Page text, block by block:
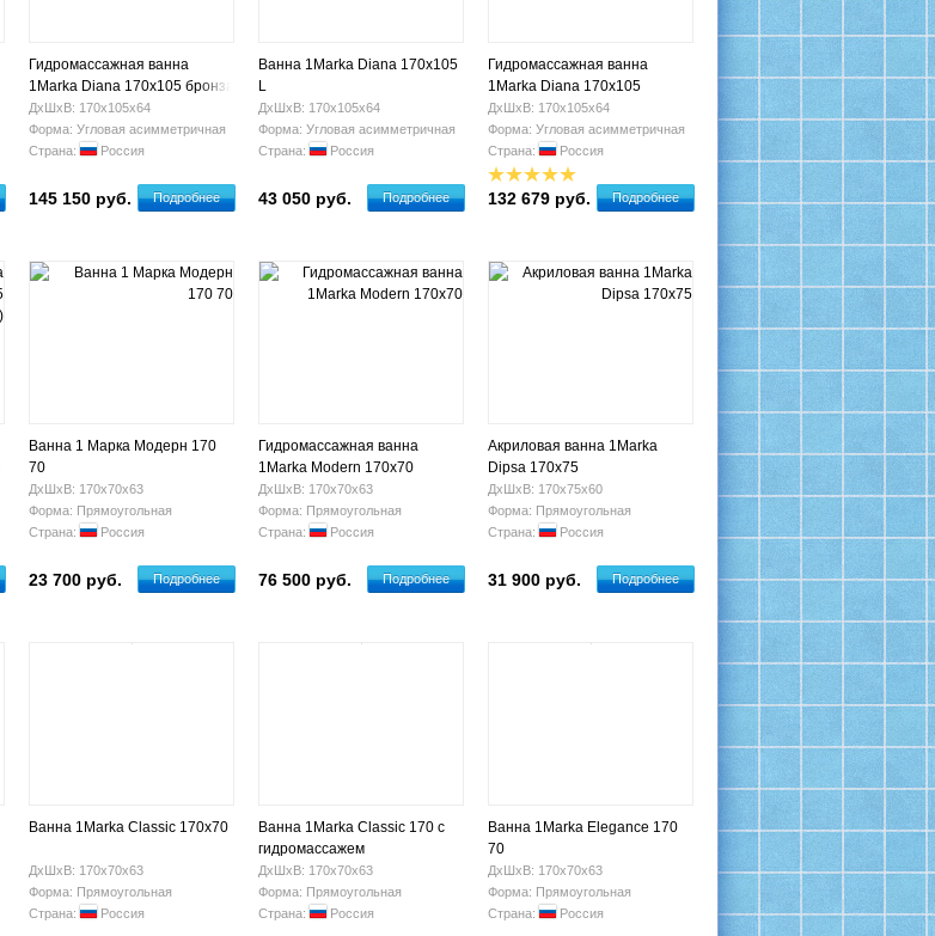
Гидромассажная ванна
1Marka Diana 170х105 бронза
(правая)
ДхШхВ: 170х105х64
Форма: Угловая асимметричная
Страна:
Россия
145 150 руб. Подробнее
Ванна 1Marka Diana 170x105
L
ДхШхВ: 170х105х64
Форма: Угловая асимметричная
Страна:
Россия
43 050 руб. Подробнее
Гидромассажная ванна
1Marka Diana 170х105
(левая)
ДхШхВ: 170х105х64
Форма: Угловая асимметричная
Страна:
Россия
132 679 руб. Подробнее
Ванна 1 Марка Модерн 170
70
ДхШхВ: 170х70х63
Форма: Прямоугольная
Страна:
Россия
23 700 руб. Подробнее
Гидромассажная ванна
1Marka Modern 170x70
ДхШхВ: 170х70х63
Форма: Прямоугольная
Страна:
Россия
76 500 руб. Подробнее
Акриловая ванна 1Marka
Dipsa 170x75
ДхШхВ: 170х75х60
Форма: Прямоугольная
Страна:
Россия
31 900 руб. Подробнее
Ванна 1Marka Classic 170х70
ДхШхВ: 170х70х63
Форма: Прямоугольная
Страна:
Россия
Ванна 1Marka Classic 170 с
гидромассажем
ДхШхВ: 170х70х63
Форма: Прямоугольная
Страна:
Россия
Ванна 1Marka Elegance 170
70
ДхШхВ: 170х70х63
Форма: Прямоугольная
Страна:
Россия